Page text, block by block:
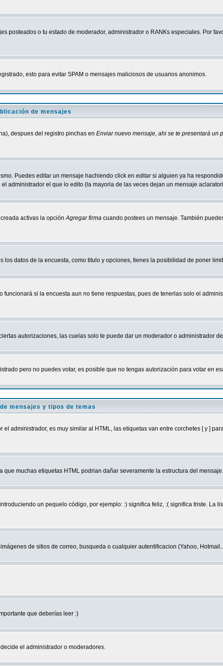
posteados o tu estado de moderador, administrador o RANKs especiales. Por
esto para evitar SPAM o mensajes maliciosos de usuarios anonimos.
de mensajes
despues del registro pinchas en Enviar nuevo mensaje, ahi se te presentará un
Puedes editar un mensaje hachiendo click en editarsi alguien ya ha
administrador el que lo edito (la mayoria de las veces dejan un mensaje
activas la opciónAgregar firma cuando postees un mensaje. También
los datos de la encuesta, como titulo y opciones, tienes la posibilidad de poner
si la encuesta aun no tiene respuestas, pues de tenerlas solo el
autorizaciones, las cuelas solo te puede dar un moderador o administrador
pero no puedes votar, es posible que no tengas autorización para votar en
mensajes y tipos de temas
administrador, es muy similar al HTML, las etiquetas van entre corchetes [ y ]
muchas etiquetas HTML podrian dañar severamente la estructura del mensaje.
un pequelo código, por ejemplo: :) significa feliz, :( significa triste. La
de sitios de correo, busqueda o cualquier autentificacion (Yahoo,
que deberías leer :)
el administrador o moderadores.